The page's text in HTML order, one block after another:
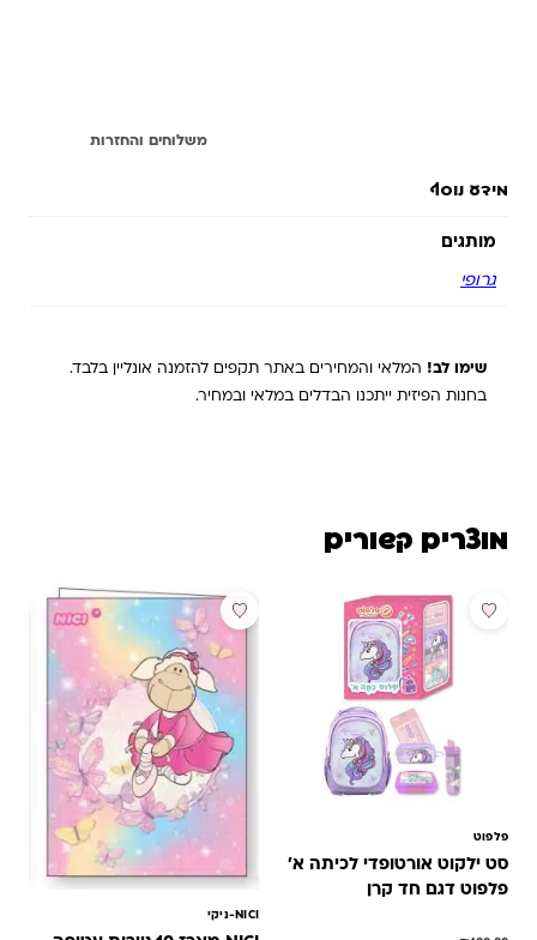
משלוחים והחזרות
מידע נוסף
מותגים
גרופי
שימו לב! המלאי והמחירים באתר תקפים להזמנה אונליין בלבד.
בחנות הפיזית ייתכנו הבדלים במלאי ובמחיר.
מוצרים קשורים
מבצע
פלפוט
סט ילקוט אורטופדי לכיתה א'
פלפוט דגם חד קרן
NICI-ניקי